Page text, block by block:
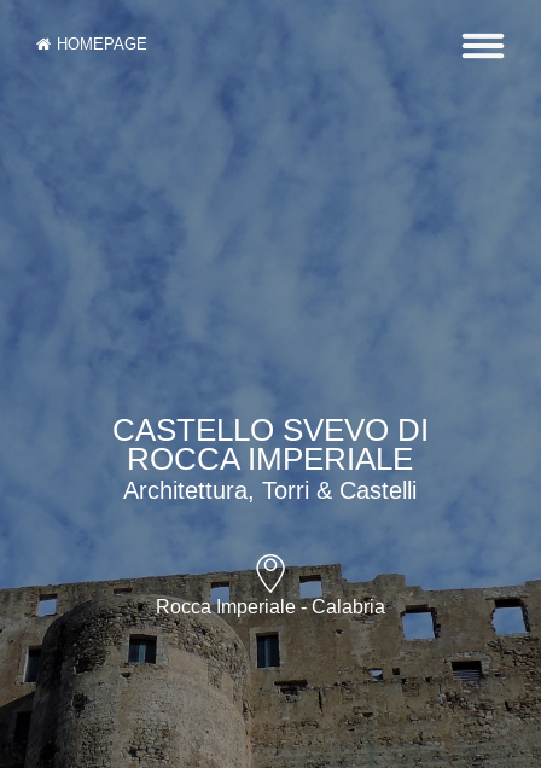
HOMEPAGE
CASTELLO SVEVO DI
ROCCA IMPERIALE
Architettura, Torri & Castelli
Rocca Imperiale - Calabria